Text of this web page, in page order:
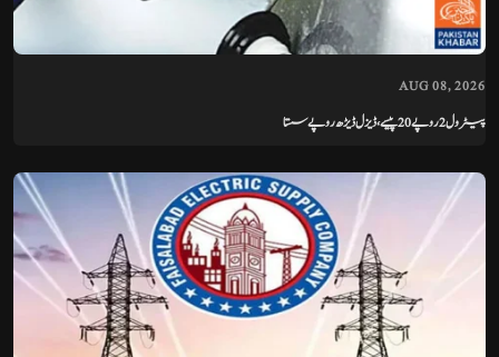
AUG 08, 2026
پیٹرول 2 روپے 20 پیسے، ڈیزل ڈیڑھ روپے سستا